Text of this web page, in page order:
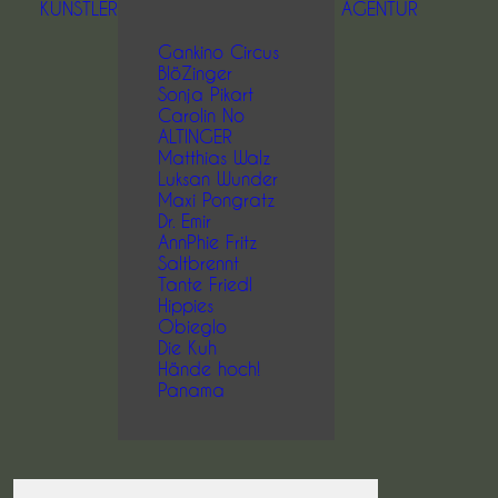
KÜNSTLER
Gankino Circus
BlöZinger
Sonja Pikart
Carolin No
ALTINGER
Matthias Walz
Luksan Wunder
Maxi Pongratz
Dr. Emir
AnnPhie Fritz
Saltbrennt
Tante Friedl
Hippies
Obieglo
Die Kuh
Hände hoch!
Panama
AGENTUR